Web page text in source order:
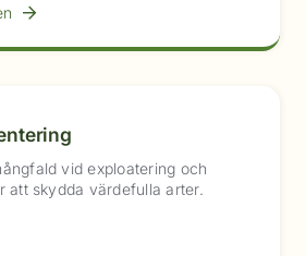
vid exploatering och
att skydda värdefulla arter.